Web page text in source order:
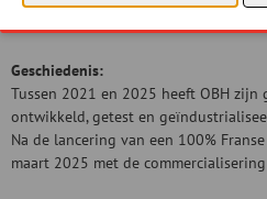
Geschiedenis:
Tussen 2021 en 2025 heeft OBH zijn
ontwikkeld, getest en
Na de lancering van een 100%
maart 2025 met de